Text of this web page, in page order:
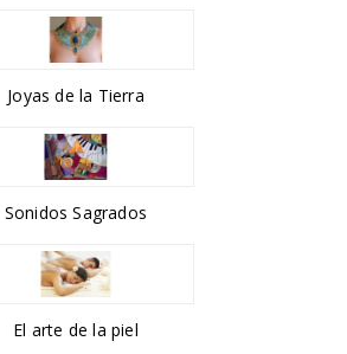
Joyas de la Tierra
Sonidos Sagrados
El arte de la piel